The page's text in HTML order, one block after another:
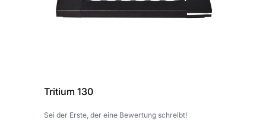
Tritium 130
Sei der Erste, der eine Bewertung schreibt!